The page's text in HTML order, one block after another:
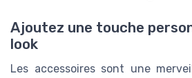
Ajoutez une touche
look
Les accessoires sont une